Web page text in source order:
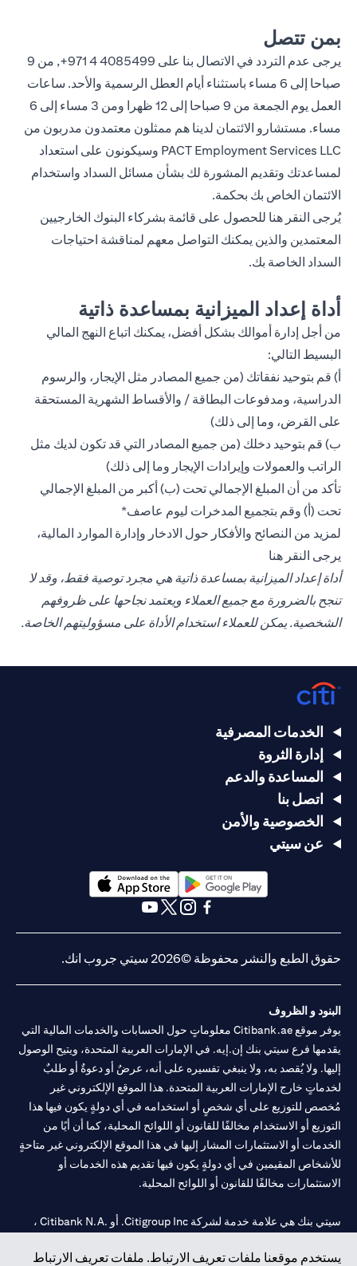
بمن تتصل
يرجى عدم التردد في الاتصال بنا على 4085499 4 971+
, من 9
صباحا إلى 6 مساء باستثناء أيام العطل الرسمية والأحد. ساعات
العمل يوم الجمعة من 9 صباحا إلى 12 ظهرا ومن 3 مساء إلى 6
مساء. مستشارو الائتمان لدينا هم ممثلون معتمدون مدربون من
PACT Employment Services LLC وسيكونون على استعداد
لمساعدتك وتقديم المشورة لك بشأن مسائل السداد واستخدام
الائتمان الخاص بك بحكمة.
يُرجى النقر هنا للحصول على قائمة بشركاء البنوك الخارجيين
المعتمدين والذين يمكنك التواصل معهم لمناقشة احتياجات
السداد الخاصة بك.
أداة إعداد الميزانية بمساعدة ذاتية
من أجل إدارة أموالك بشكل أفضل، يمكنك اتباع النهج المالي
البسيط التالي:
أ) قم بتوحيد نفقاتك (من جميع المصادر مثل الإيجار، والرسوم
الدراسية، ومدفوعات البطاقة / والأقساط الشهرية المستحقة
على القرض، وما إلى ذلك)
ب) قم بتوحيد دخلك (من جميع المصادر التي قد تكون لديك مثل
الراتب والعمولات وإيرادات الإيجار وما إلى ذلك)
تأكد من أن المبلغ الإجمالي تحت (ب) أكبر من المبلغ الإجمالي
تحت (أ) وقم بتجميع المدخرات ليوم عاصف*
لمزيد من النصائح والأفكار حول الادخار وإدارة الموارد المالية،
يرجى النقر هنا
أداة إعداد الميزانية بمساعدة ذاتية هي مجرد توصية فقط، وقد لا
تنجح بالضرورة مع جميع العملاء ويعتمد نجاحها على ظروفهم
الشخصية. يمكن للعملاء استخدام الأداة على مسؤوليتهم الخاصة.
يستخدم موقعنا ملفات تعريف الارتباط. ملفات تعريف الارتباط
الخدمات المصرفية
إدارة الثروة
المساعدة والدعم
اتصل بنا
الخصوصية والأمن
عن سيتي
(opens in a new tab)
حقوق الطبع والنشر محفوظة ©2026 سيتي جروب انك.
البنود و الظروف
يوفر موقع Citibank.ae معلوماتٍ حول الحسابات والخدمات المالية التي
يقدمها فرع سيتي بنك إن.إيه. في الإمارات العربية المتحدة، ويتيح الوصول
إليها. ولا يُقصد به، ولا ينبغي تفسيره على أنه، عرضٌ أو دعوةٌ أو طلبٌ
لخدماتٍ خارج الإمارات العربية المتحدة. هذا الموقع الإلكتروني غير
مُخصص للتوزيع على أي شخصٍ أو استخدامه في أي دولةٍ يكون فيها هذا
التوزيع أو الاستخدام مخالفًا للقانون أو اللوائح المحلية، كما أن أيًا من
الخدمات أو الاستثمارات المشار إليها في هذا الموقع الإلكتروني غير متاحةٍ
للأشخاص المقيمين في أي دولةٍ يكون فيها تقديم هذه الخدمات أو
الاستثمارات مخالفًا للقانون أو اللوائح المحلية.
سيتي بنك هي علامة خدمة لشركة Citigroup Inc. أو .Citibank N.A ،